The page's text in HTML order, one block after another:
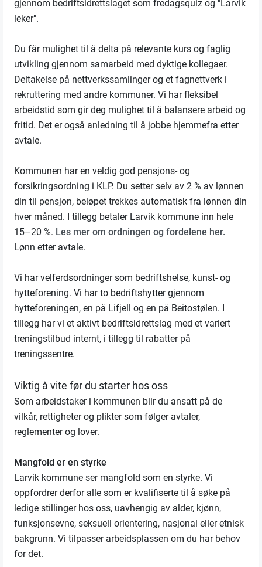
gjennom bedriftsidrettslaget som fredagsquiz og "Larvik
leker".
Du får mulighet til å delta på relevante kurs og faglig
utvikling gjennom samarbeid med dyktige kollegaer.
Deltakelse på nettverkssamlinger og et fagnettverk i
rekruttering med andre kommuner. Vi har fleksibel
arbeidstid som gir deg mulighet til å balansere arbeid og
fritid. Det er også anledning til å jobbe hjemmefra etter
avtale.
Kommunen har en veldig god pensjons- og
forsikringsordning i KLP. Du setter selv av 2 % av lønnen
din til pensjon, beløpet trekkes automatisk fra lønnen din
hver måned. I tillegg betaler Larvik kommune inn hele
15–20 %. Les mer om ordningen og fordelene her.
Lønn etter avtale.
Vi har velferdsordninger som bedriftshelse, kunst- og
hytteforening. Vi har to bedriftshytter gjennom
hytteforeningen, en på Lifjell og en på Beitostølen. I
tillegg har vi et aktivt bedriftsidrettslag med et variert
treningstilbud internt, i tillegg til rabatter på
treningssentre.
Viktig å vite før du starter hos oss
Som arbeidstaker i kommunen blir du ansatt på de
vilkår, rettigheter og plikter som følger avtaler,
reglementer og lover.
Mangfold er en styrke
Larvik kommune ser mangfold som en styrke. Vi
oppfordrer derfor alle som er kvalifiserte til å søke på
ledige stillinger hos oss, uavhengig av alder, kjønn,
funksjonsevne, seksuell orientering, nasjonal eller etnisk
bakgrunn. Vi tilpasser arbeidsplassen om du har behov
for det.